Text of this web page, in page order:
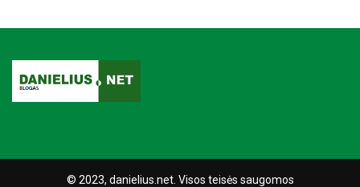
© 2023, danielius.net. Visos teisės saugomos